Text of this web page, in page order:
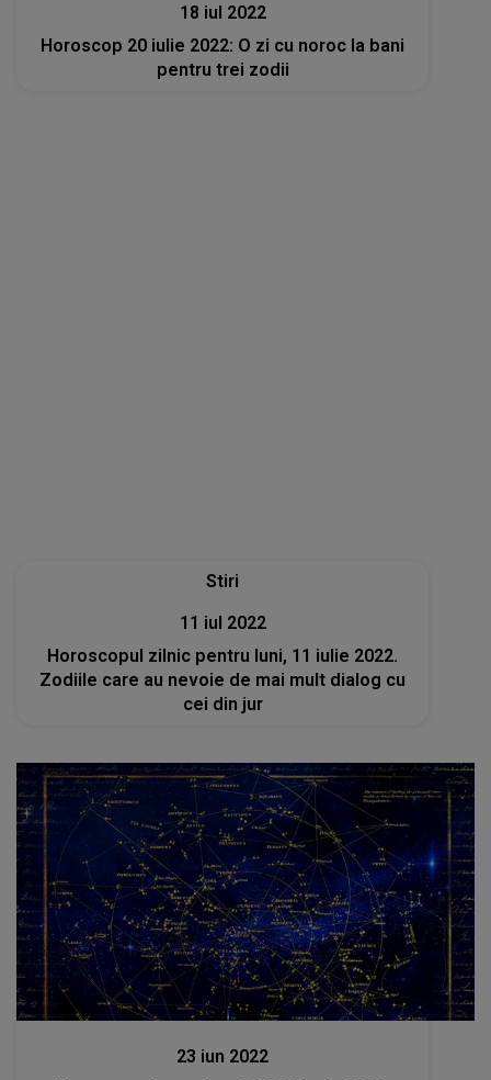
18 iul 2022
Horoscop 20 iulie 2022: O zi cu noroc la bani
pentru trei zodii
Stiri
23 iun 2022
Horoscop de weekend 25-26 iunie 2022:
Surprize pentru trei dintre nativi.